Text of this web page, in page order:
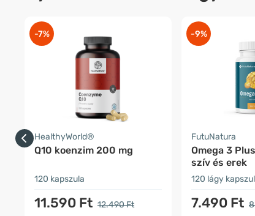
-7%
HealthyWorld®
Q10 koenzim 200 mg
120 kapszula
11.590 Ft 12.490 Ft
-9%
FutuNatura
Omega 3
szív és erek
120 lágy
7.490 Ft